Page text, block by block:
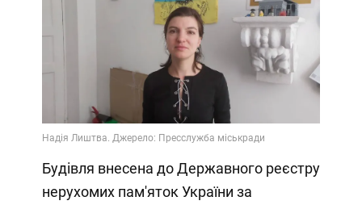
Будівля внесена до Державного реєстру
нерухомих пам'яток України за